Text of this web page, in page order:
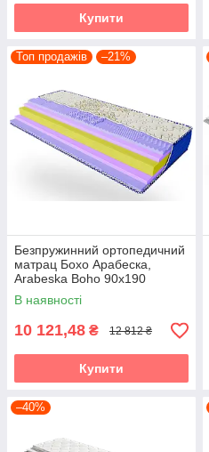
Купити
Топ продажів –21%
Безпружинний ортопедичний
матрац Бохо Арабеска,
Arabeska Boho 90х190
В наявності
10 121,48 ₴ 12 812 ₴
Купити
–40%